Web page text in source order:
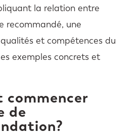
la relation entre
recommandé, une
et compétences du
exemples concrets et
commencer
de